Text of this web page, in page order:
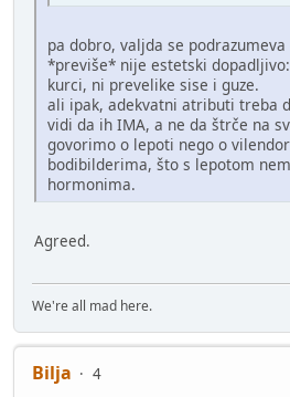
pa dobro, valjda se
*previše* nije estetski
kurci, ni prevelike sise i guze.
ali ipak, adekvatni atributi treba
vidi da ih IMA, a ne da štrče na
govorimo o lepoti nego o
bodibilderima, što s lepotom
hormonima.
Agreed.
We're all mad here.
Bilja
4